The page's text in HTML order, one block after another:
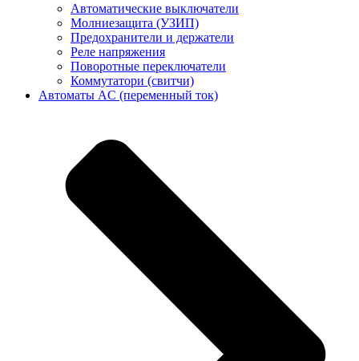
Автоматические выключатели
Молниезащита (УЗИП)
Предохранители и держатели
Реле напряжения
Поворотные переключатели
Коммутатори (свитчи)
Автоматы AC (переменный ток)